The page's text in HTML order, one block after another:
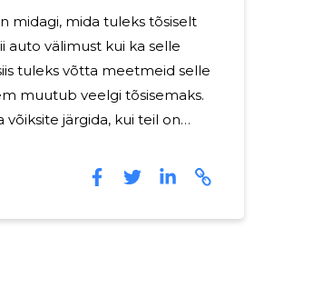
midagi, mida tuleks tõsiselt
auto välimust kui ka selle
tuleks võtta meetmeid selle
muutub veelgi tõsisemaks.
võiksite järgida, kui teil on
võivad takistada edasist